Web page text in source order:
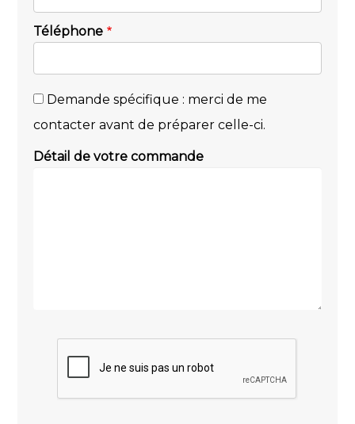
Téléphone
Demande spécifique : merci de me
contacter avant de préparer celle-ci.
Détail de votre commande